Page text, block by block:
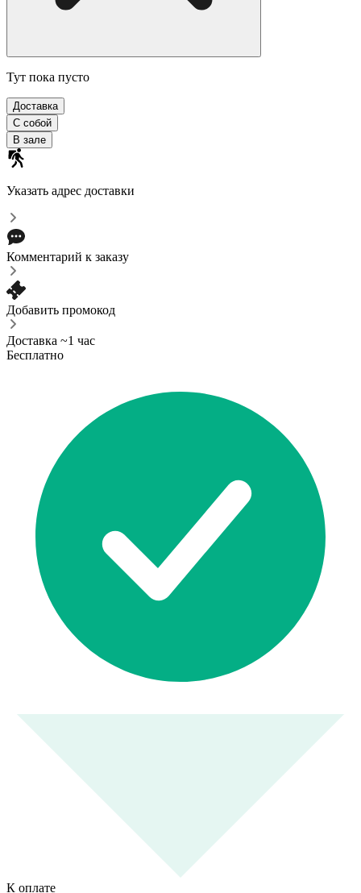
Тут пока пусто
Доставка
С собой
В зале
Указать адрес доставки
Комментарий к заказу
Добавить промокод
Доставка ~1 час
Бесплатно
К оплате